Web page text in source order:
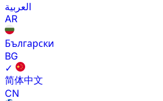
العربية
AR
Български
BG
✓
简体中文
CN